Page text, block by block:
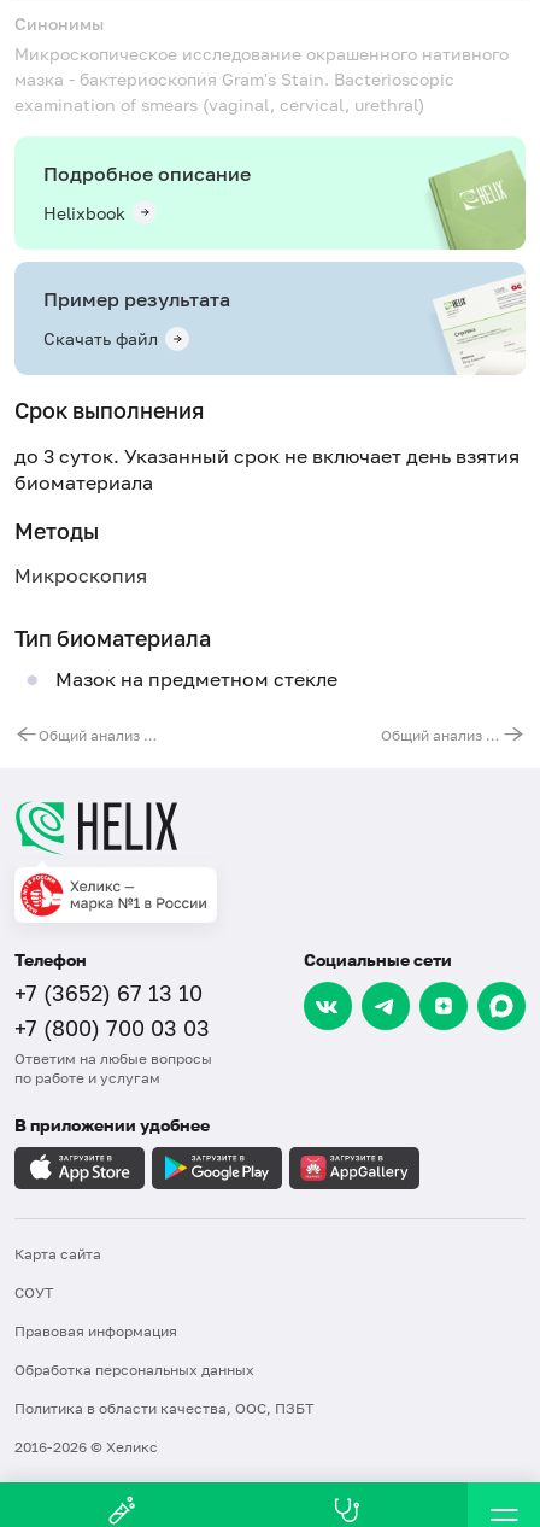
Синонимы
Микроскопическое исследование окрашенного нативного
мазка - бактериоскопия Gram's Stain. Bacterioscopic
examination of smears (vaginal, cervical, urethral)
Подробное описание
Helixbook
Пример результата
Скачать файл
Срок выполнения
до 3 суток. Указанный срок не включает день взятия
биоматериала
Методы
Микроскопия
Тип биоматериала
Мазок на предметном стекле
Общий анализ крови (без лейкоцитарной формулы и СОЭ) Общий анализ мокроты
Телефон
+7 (3652) 67 13 10
+7 (800) 700 03 03
Ответим на любые вопросы
по работе и услугам
Социальные сети
В приложении удобнее
Карта сайта
СОУТ
Правовая информация
Обработка персональных данных
Политика в области качества, ООС, ПЗБТ
2016-2026 © Хеликс